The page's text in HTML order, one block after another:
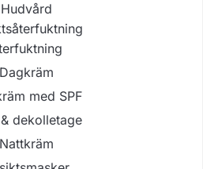
Hudvård
Dagkräm
med SPF
dekolletage
Nattkräm